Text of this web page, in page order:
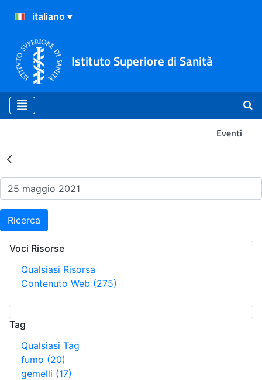
Istituto Superiore di Sanità
Eventi
Risultati della Ricerca -
Ricerca
Voci Risorse
Qualsiasi Risorsa
Contenuto Web (275)
Tag
Qualsiasi Tag
fumo (20)
gemelli (17)